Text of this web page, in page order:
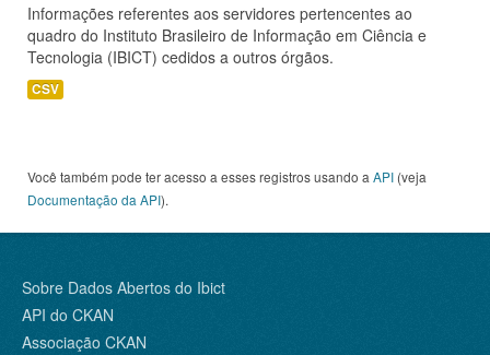
Informações referentes aos servidores pertencentes ao
quadro do Instituto Brasileiro de Informação em Ciência e
Tecnologia (IBICT) cedidos a outros órgãos.
CSV
Você também pode ter acesso a esses registros usando a API (veja
Documentação da API).
Sobre Dados Abertos do Ibict
API do CKAN
Associação CKAN